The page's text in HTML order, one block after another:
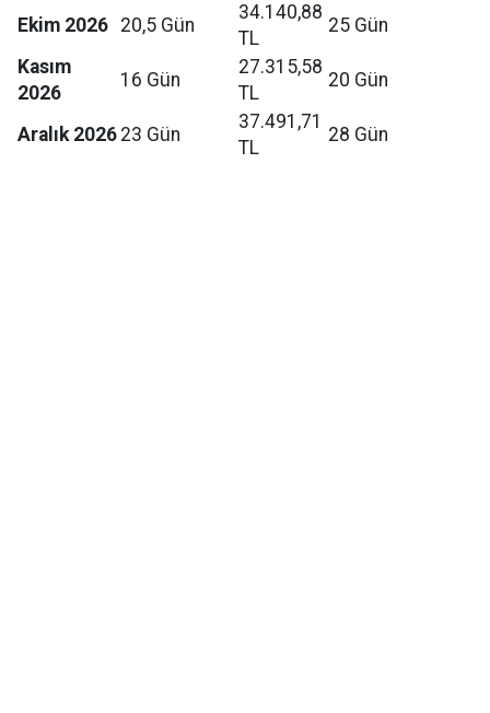
Ekim 2026 20,5 Gün
34.140,88
TL
25 Gün
Kasım
2026
16 Gün
27.315,58
TL
20 Gün
Aralık 2026 23 Gün
37.491,71
TL
28 Gün